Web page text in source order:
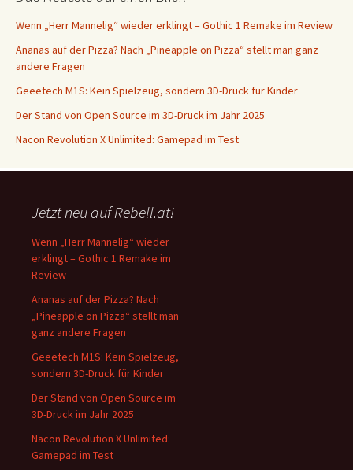
Wenn „Herr Mannelig“ wieder erklingt – Gothic 1 Remake im Review
Ananas auf der Pizza? Nach „Pineapple on Pizza“ stellt man ganz
andere Fragen
Geeetech M1S: Kein Spielzeug, sondern 3D-Druck für Kinder
Der Stand von Open Source im 3D-Druck im Jahr 2025
Nacon Revolution X Unlimited: Gamepad im Test
Jetzt neu auf Rebell.at!
Wenn „Herr Mannelig“ wieder
erklingt – Gothic 1 Remake im
Review
Ananas auf der Pizza? Nach
„Pineapple on Pizza“ stellt man
ganz andere Fragen
Geeetech M1S: Kein Spielzeug,
sondern 3D-Druck für Kinder
Der Stand von Open Source im
3D-Druck im Jahr 2025
Nacon Revolution X Unlimited:
Gamepad im Test